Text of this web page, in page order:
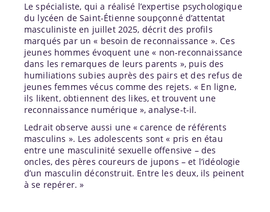
Le spécialiste, qui a réalisé l’expertise psychologique
du lycéen de Saint-Étienne soupçonné d’attentat
masculiniste en juillet 2025, décrit des profils
marqués par un « besoin de reconnaissance ». Ces
jeunes hommes évoquent une « non-reconnaissance
dans les remarques de leurs parents », puis des
humiliations subies auprès des pairs et des refus de
jeunes femmes vécus comme des rejets. « En ligne,
ils likent, obtiennent des likes, et trouvent une
reconnaissance numérique », analyse-t-il.
Ledrait observe aussi une « carence de référents
masculins ». Les adolescents sont « pris en étau
entre une masculinité sexuelle offensive – des
oncles, des pères coureurs de jupons – et l’idéologie
d’un masculin déconstruit. Entre les deux, ils peinent
à se repérer. »